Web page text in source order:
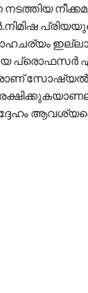
സോഷ്യല്‍